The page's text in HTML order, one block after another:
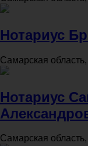
Нотариус
Самарская
Нотариус
Самарская